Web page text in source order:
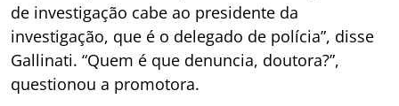
de investigação cabe ao presidente da
investigação, que é o delegado de polícia”, disse
Gallinati. “Quem é que denuncia, doutora?”,
questionou a promotora.